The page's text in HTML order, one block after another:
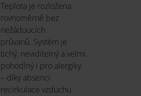
Teplota je rozložena
rovnoměrně bez
nežádoucích
průvanů. Systém je
tichý, neviditelný a velmi
pohodlný i pro alergiky
– díky absenci
recirkulace vzduchu.